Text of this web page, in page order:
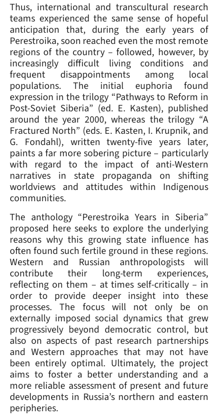
Thus, international and transcultural research
teams experienced the same sense of hopeful
anticipation that, during the early years of
Perestroika, soon reached even the most remote
regions of the country – followed, however, by
increasingly difficult living conditions and
frequent disappointments among local
populations. The initial euphoria found
expression in the trilogy “Pathways to Reform in
Post-Soviet Siberia” (ed. E. Kasten), published
around the year 2000, whereas the trilogy “A
Fractured North” (eds. E. Kasten, I. Krupnik, and
G. Fondahl), written twenty-five years later,
paints a far more sobering picture – particularly
with regard to the impact of anti-Western
narratives in state propaganda on shifting
worldviews and attitudes within Indigenous
communities.
The anthology “Perestroika Years in Siberia”
proposed here seeks to explore the underlying
reasons why this growing state influence has
often found such fertile ground in these regions.
Western and Russian anthropologists will
contribute their long-term experiences,
reflecting on them – at times self-critically – in
order to provide deeper insight into these
processes. The focus will not only be on
externally imposed social dynamics that grew
progressively beyond democratic control, but
also on aspects of past research partnerships
and Western approaches that may not have
been entirely optimal. Ultimately, the project
aims to foster a better understanding and a
more reliable assessment of present and future
developments in Russia’s northern and eastern
peripheries.